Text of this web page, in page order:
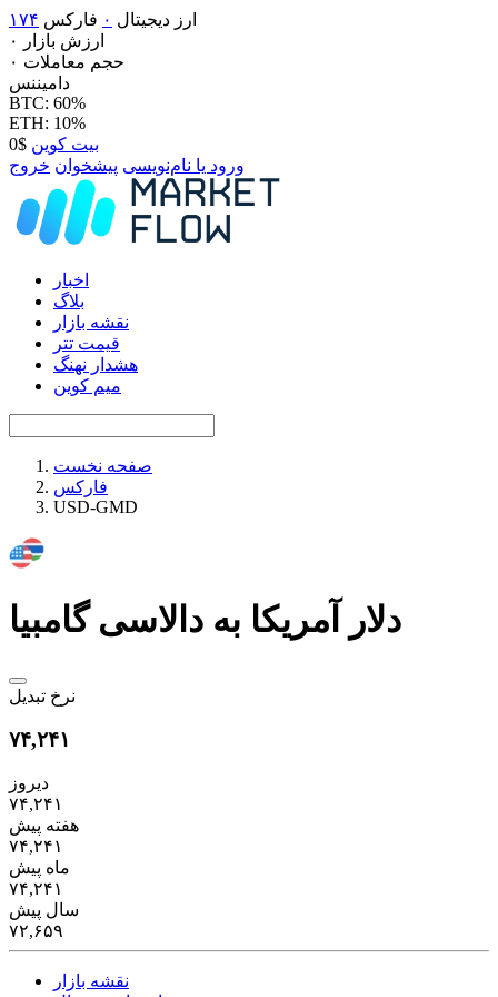
ارز دیجیتال ۰ فارکس ۱۷۴
ارزش بازار
۰
حجم معاملات ۰
دامیننس
BTC: 60%
ETH: 10%
بیت کوین $0
ورود یا نام‌نویسی پیشخوان خروج
اخبار
بلاگ
نقشه بازار
قیمت تتر
هشدار نهنگ
میم کوین
صفحه نخست
فارکس
USD-GMD
دلار آمریکا به دالاسی گامبیا
نرخ تبدیل
۷۴,۲۴۱
دیروز
۷۴,۲۴۱
هفته پیش
۷۴,۲۴۱
ماه پیش
۷۴,۲۴۱
سال پیش
۷۲,۶۵۹
نقشه بازار